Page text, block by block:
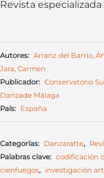
Revista
Autores: Arranz del Barrio,
Jara, Carmen
Publicador: Conservatorio
Danzade Málaga
País: España
Categorías: Danzaratte,
Palabras clave: codificación
cienfuegos, investigación